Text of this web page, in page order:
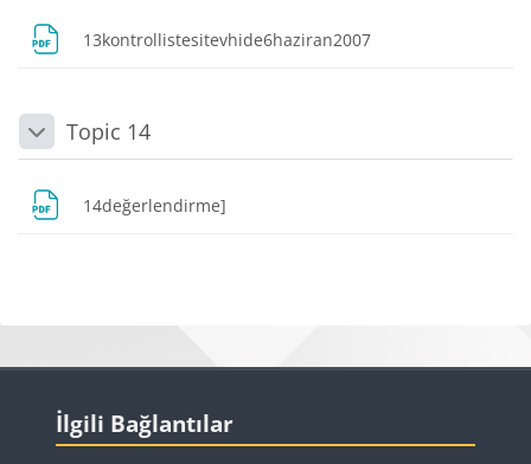
13kontrollistesitevhide6haziran2007
DaraltTopic 14
14değerlendirme]
Bloklar
İlgili Bağlantılar